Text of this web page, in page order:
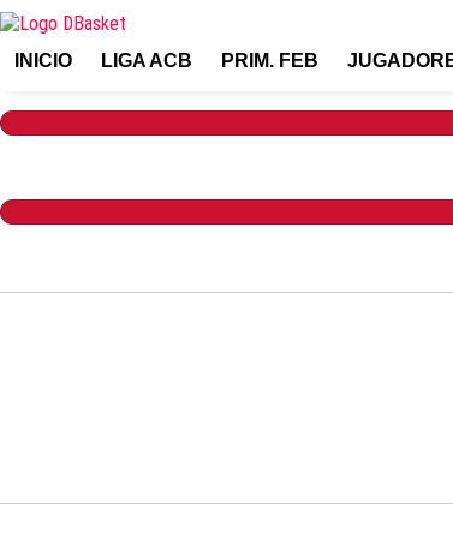
INICIO LIGA ACB PRIM. FEB